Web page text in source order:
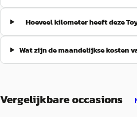
Hoeveel kilometer heeft deze
Wat zijn de maandelijkse kosten
Vergelijkbare occasions